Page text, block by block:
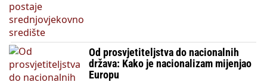
Od prosvjetiteljstva do nacionalnih
država: Kako je nacionalizam mijenjao
Europu